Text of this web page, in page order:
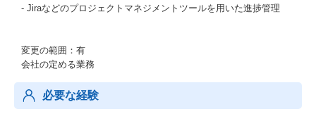
- Jiraなどのプロジェクトマネジメントツールを用いた進捗管理
変更の範囲：有
会社の定める業務
必要な経験